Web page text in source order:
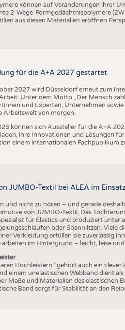
können auf Veränderungen ihrer
2-Wege-Formgedächtnispolymere
aus diesen Materialien eröffnen
für die A+A 2027 gestartet
2027 wird Düsseldorf erneut zum
Unter dem Motto „Der Mensch
und Experten, Unternehmen
Arbeitswelt von morgen.
können sich Aussteller für die A+A
ihre Innovationen und Lösungen
einem internationalen Fachpublikum
JUMBO-Textil bei ALEA im Einsatz
und nicht zu hören – und gerade
von JUMBO-Textil. Das
für Elastics und produziert
oder Spannlitzen. Viele
Verkleidung erfüllen sie zuverlässig
arbeiten im Hintergrund – leicht, leise
Hochleistern“ gehört auch ein
einem unelastischen Webband dient
Maße und Materialien des elastischen
Band sorgt für Stabilität an den